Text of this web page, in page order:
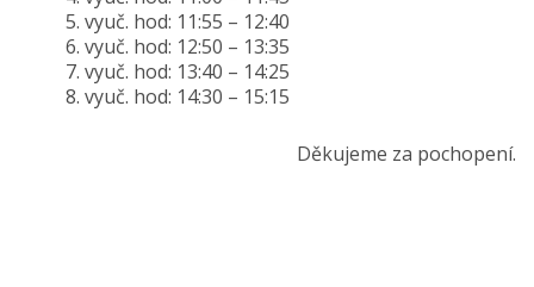
5. vyuč. hod: 11:55 – 12:40
6. vyuč. hod: 12:50 – 13:35
7. vyuč. hod: 13:40 – 14:25
8. vyuč. hod: 14:30 – 15:15
Děkujeme za pochopení.